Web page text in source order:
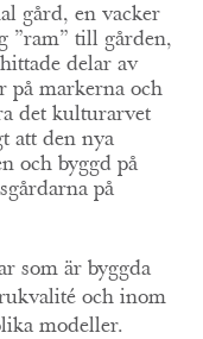
gård, en vacker
”ram” till gården,
delar av
på markerna och
det kulturarvet
att den nya
och byggd på
på
som är byggda
och inom
modeller.